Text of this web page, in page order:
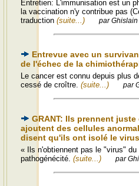
Entretien: L'immunisation est un
la vaccination n'y contribue pas
traduction (suite...) par
Entrevue avec un
de l'échec de la
Le cancer est connu depuis plus
cessé de croître. (suite...) par
GRANT: Ils prennent
ajoutent des cellules
disent qu'ils ont isolé le virus
« Ils n'obtiennent pas le "virus"
pathogénécité. (suite...) par